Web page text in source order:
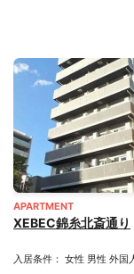
APARTMENT
XEBEC錦糸北斎通り
入居条件： 女性 男性 外国